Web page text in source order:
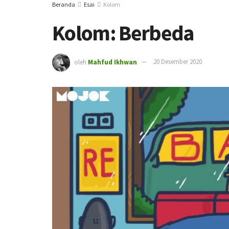
Beranda Esai Kolom
Kolom: Berbeda
oleh Mahfud Ikhwan 20 Desember 2020